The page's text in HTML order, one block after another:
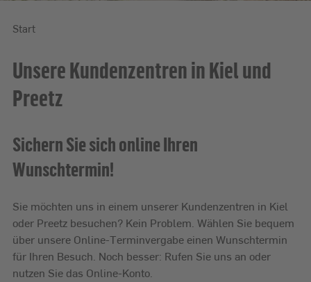
Start
Start
Unsere Kundenzentren in Kiel und
Preetz
Sichern Sie sich online Ihren
Wunschtermin!
Sie möchten uns in einem unserer Kundenzentren in Kiel
oder Preetz besuchen? Kein Problem. Wählen Sie bequem
über unsere Online-Terminvergabe einen Wunschtermin
für Ihren Besuch. Noch besser: Rufen Sie uns an oder
nutzen Sie das Online-Konto.